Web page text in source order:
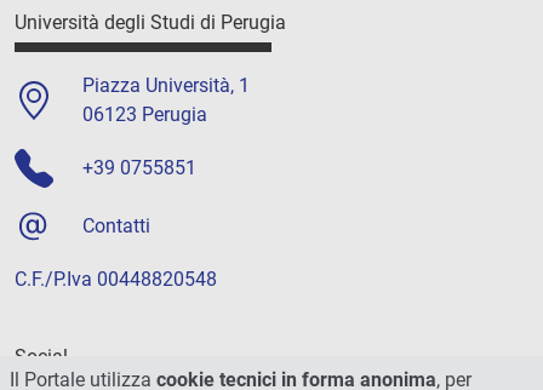
Università degli Studi di Perugia
Piazza Università, 1
06123 Perugia
+39 0755851
Contatti
C.F./P.Iva 00448820548
Social
Il Portale utilizza cookie tecnici in forma anonima, per